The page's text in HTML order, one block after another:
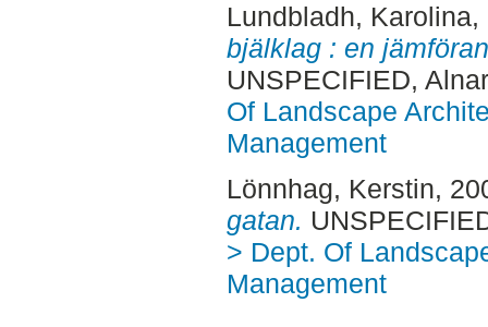
Lundbladh, Karolina,
bjälklag : en
UNSPECIFIED,
Of Landscape
Management
Lönnhag, Kerstin,
gatan.
> Dept. Of
Management